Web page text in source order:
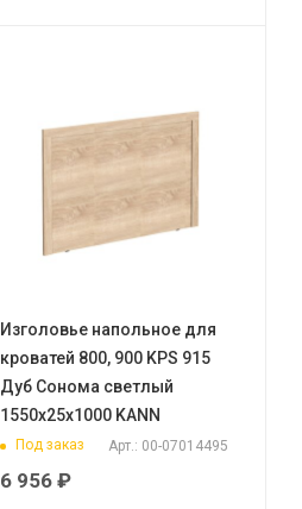
Изголовье напольное для
кроватей 800, 900 KPS 915
Дуб Сонома светлый
1550х25х1000 KANN
Под заказ Арт.: 00-07014495
6 956₽